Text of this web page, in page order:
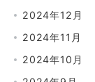
2024年12月
2024年11月
2024年10月